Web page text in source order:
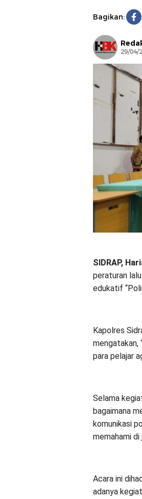
Bagikan:
29/04/
SIDRAP,
peraturan
edukatif
Kapolres
mengatakan,
para pelajar
Selama
bagaimana
komunikasi
memahami di
Acara ini
adanya